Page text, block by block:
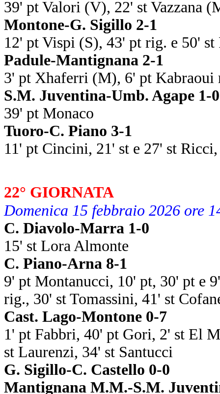
39' pt Valori (V), 22' st Vazzana
Montone-G. Sigillo 2-1
12' pt Vispi (S), 43' pt rig. e 50'
Padule-Mantignana 2-1
3' pt Xhaferri (M), 6' pt Kabraoui
S.M. Juventina-Umb. Agape 1-0
39' pt Monaco
Tuoro-C. Piano 3-1
11' pt Cincini, 21' st e 27' st
22° GIORNATA
Domenica 15 febbraio 2026 ore
C. Diavolo-Marra 1-0
15' st Lora Almonte
C. Piano-Arna 8-1
9' pt Montanucci, 10' pt, 30' pt e
rig., 30' st Tomassini, 41' st
Cast. Lago-Montone 0-7
1' pt Fabbri, 40' pt Gori, 2' st El
st Laurenzi, 34' st Santucci
G. Sigillo-C. Castello 0-0
Mantignana M.M.-S.M.